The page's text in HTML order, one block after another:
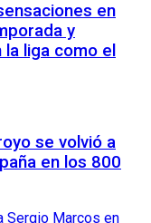
en
y
liga como el
se volvió a
en los 800